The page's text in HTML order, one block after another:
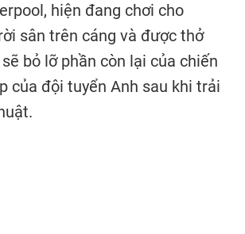
hiện đang chơi cho
sân trên cáng và được thở
bỏ lỡ phần còn lại của chiến
của đội tuyển Anh sau khi trải